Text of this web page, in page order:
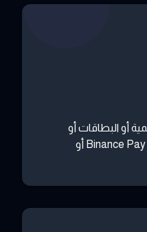
أو البطاقات أو
تطبيقات مثل Apple Pay أو Binance Pay أو